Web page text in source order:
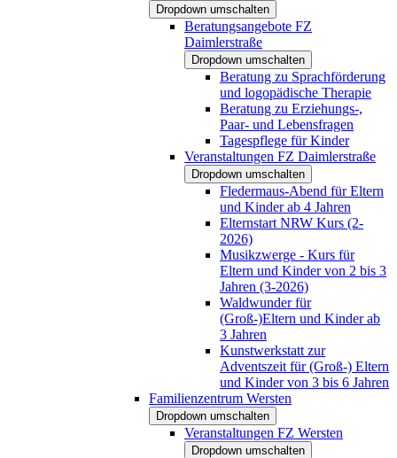
Dropdown umschalten
Beratungsangebote FZ
Daimlerstraße
Dropdown umschalten
Beratung zu Sprachförderung
und logopädische Therapie
Beratung zu Erziehungs-,
Paar- und Lebensfragen
Tagespflege für Kinder
Veranstaltungen FZ Daimlerstraße
Dropdown umschalten
Fledermaus-Abend für Eltern
und Kinder ab 4 Jahren
Elternstart NRW Kurs (2-
2026)
Musikzwerge - Kurs für
Eltern und Kinder von 2 bis 3
Jahren (3-2026)
Waldwunder für
(Groß-)Eltern und Kinder ab
3 Jahren
Kunstwerkstatt zur
Adventszeit für (Groß-) Eltern
und Kinder von 3 bis 6 Jahren
Familienzentrum Wersten
Dropdown umschalten
Veranstaltungen FZ Wersten
Dropdown umschalten